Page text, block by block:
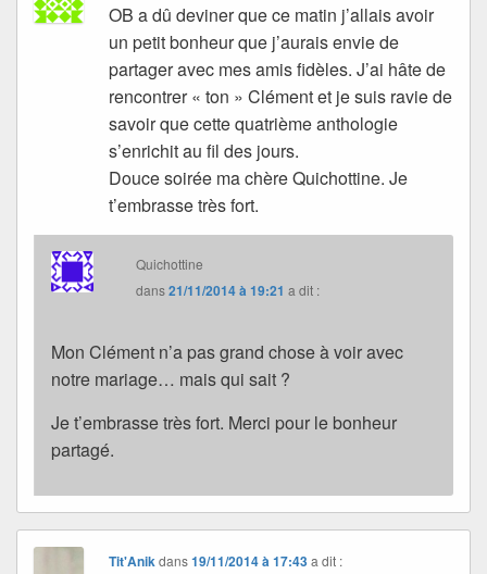
OB a dû deviner que ce matin j’allais avoir
un petit bonheur que j’aurais envie de
partager avec mes amis fidèles. J’ai hâte de
rencontrer « ton » Clément et je suis ravie de
savoir que cette quatrième anthologie
s’enrichit au fil des jours.
Douce soirée ma chère Quichottine. Je
t’embrasse très fort.
Quichottine
dans21/11/2014 à 19:21 a dit :
Mon Clément n’a pas grand chose à voir avec
notre mariage… mais qui sait ?
Je t’embrasse très fort. Merci pour le bonheur
partagé.
Tit'Anikdans19/11/2014 à 17:43 a dit :